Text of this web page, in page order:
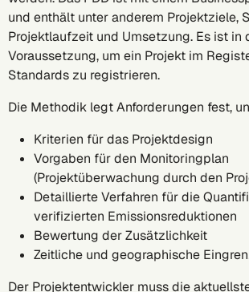
und enthält unter anderem Projektziele,
Projektlaufzeit und Umsetzung. Es ist in
Voraussetzung, um ein Projekt im
Standards zu registrieren.
Die Methodik legt Anforderungen fest,
Kriterien für das Projektdesign
Vorgaben für den Monitoringplan
(Projektüberwachung durch den
Detaillierte Verfahren für die
verifizierten Emissionsreduktionen
Bewertung der Zusätzlichkeit
Zeitliche und geographische
Der Projektentwickler muss die